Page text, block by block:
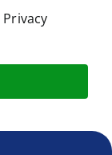
Privacy